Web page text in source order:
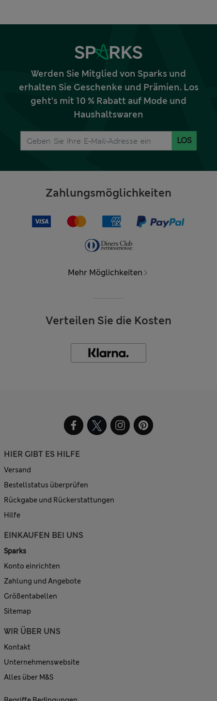
Werden Sie Mitglied von Sparks und
erhalten Sie Geschenke und Prämien. Los
geht‘s mit 10 % Rabatt auf Mode und
Haushaltswaren
LOS
Zahlungsmöglichkeiten
Mehr Möglichkeiten
Verteilen Sie die Kosten
HIER GIBT ES HILFE
Versand
Bestellstatus überprüfen
Rückgabe und Rückerstattungen
Hilfe
EINKAUFEN BEI UNS
Sparks
Konto einrichten
Zahlung und Angebote
Größentabellen
Sitemap
WIR ÜBER UNS
Kontakt
Unternehmenswebsite
Alles über M&S